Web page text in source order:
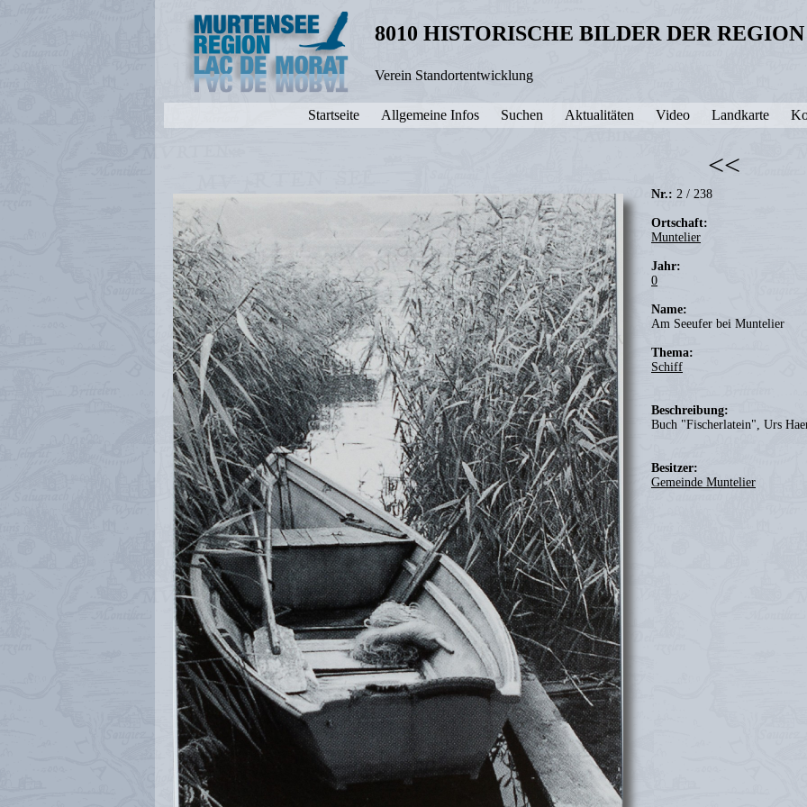
8010 HISTORISCHE BILDER DER
Verein Standortentwicklung
Startseite Allgemeine Infos Suchen Aktualitäten Video Landkarte
<<
Nr.: 2 / 238
Ortschaft:
Muntelier
Jahr:
0
Name:
Am Seeufer bei Muntelier
Thema:
Schiff
Beschreibung:
Buch "Fischerlatein", Urs
Besitzer:
Gemeinde Muntelier